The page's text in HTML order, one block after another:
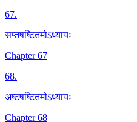
67.
सप्तषष्टितमोऽध्यायः
Chapter 67
68.
अष्टषष्टितमोऽध्यायः
Chapter 68